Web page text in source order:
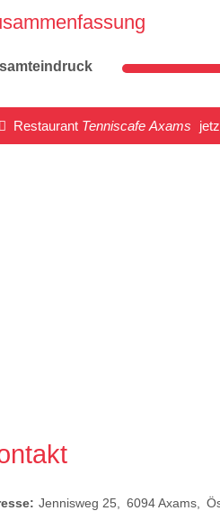
Restaurant Tenniscafe Axams
Jennisweg 25 6094 Axams